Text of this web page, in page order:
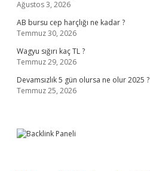
Ağustos 3, 2026
AB bursu cep harçlığı ne kadar ?
Temmuz 30, 2026
Wagyu sığırı kaç TL ?
Temmuz 29, 2026
Devamsızlık 5 gün olursa ne olur 2025 ?
Temmuz 25, 2026